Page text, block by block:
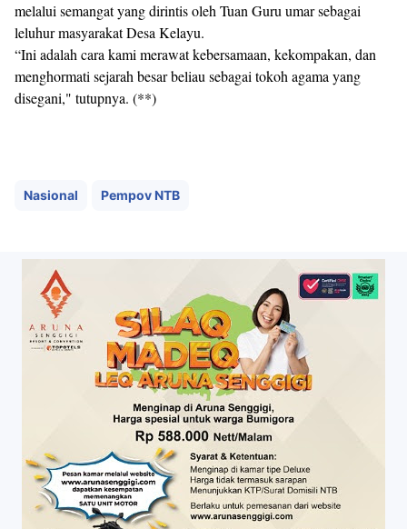
melalui semangat yang dirintis oleh Tuan Guru umar sebagai
leluhur masyarakat Desa Kelayu.
“Ini adalah cara kami merawat kebersamaan, kekompakan, dan
menghormati sejarah besar beliau sebagai tokoh agama yang
disegani," tutupnya. (**)
Nasional Pempov NTB